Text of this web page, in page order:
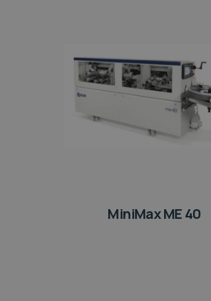
MiniMax ME 40